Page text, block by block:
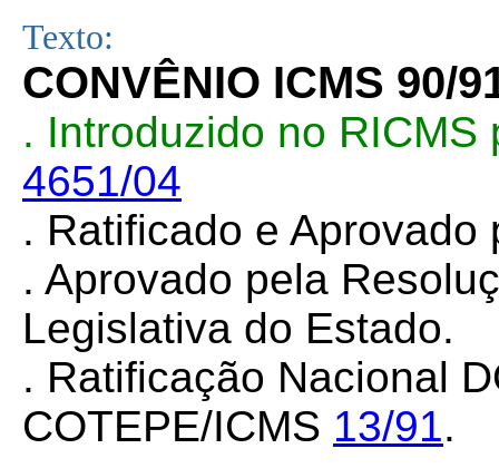
Texto:
CONVÊNIO ICMS 90/
. Introduzido no RICMS
4651/04
. Ratificado e Aprovado
. Aprovado pela
Legislativa do Estado.
. Ratificação Nacional
COTEPE/ICMS 13/91.